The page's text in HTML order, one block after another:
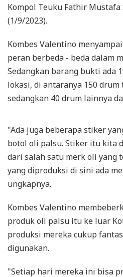
Kompol Teuku Fathir Mustafa
(1/9/2023).
Kombes Valentino
peran berbeda - beda dalam
Sedangkan barang bukti ada
lokasi, di antaranya 150
sedangkan 40 drum lainnya
"Ada juga beberapa stiker
botol oli palsu. Stiker itu kita
dari salah satu merk oli yang
yang diproduksi di sini ada
ungkapnya.
Kombes Valentino
produk oli palsu itu ke luar
produksi mereka cukup
digunakan.
"Setiap hari mereka ini bisa